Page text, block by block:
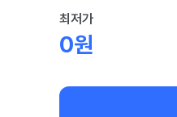
최저가
0원